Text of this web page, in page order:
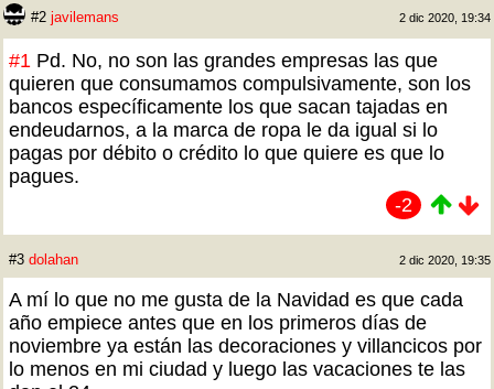
#2 javilemans 2 dic 2020, 19:34
#1 Pd. No, no son las grandes empresas las que
quieren que consumamos compulsivamente, son los
bancos específicamente los que sacan tajadas en
endeudarnos, a la marca de ropa le da igual si lo
pagas por débito o crédito lo que quiere es que lo
pagues.
-2
#3 dolahan 2 dic 2020, 19:35
A mí lo que no me gusta de la Navidad es que cada
año empiece antes que en los primeros días de
noviembre ya están las decoraciones y villancicos por
lo menos en mi ciudad y luego las vacaciones te las